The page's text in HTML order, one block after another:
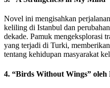
Novel ini mengisahkan
keliling di Istanbul dan
dekade. Pamuk mengeksplorasi
yang terjadi di Turki,
tentang kehidupan masyarakat
4. “Birds Without Wings” oleh